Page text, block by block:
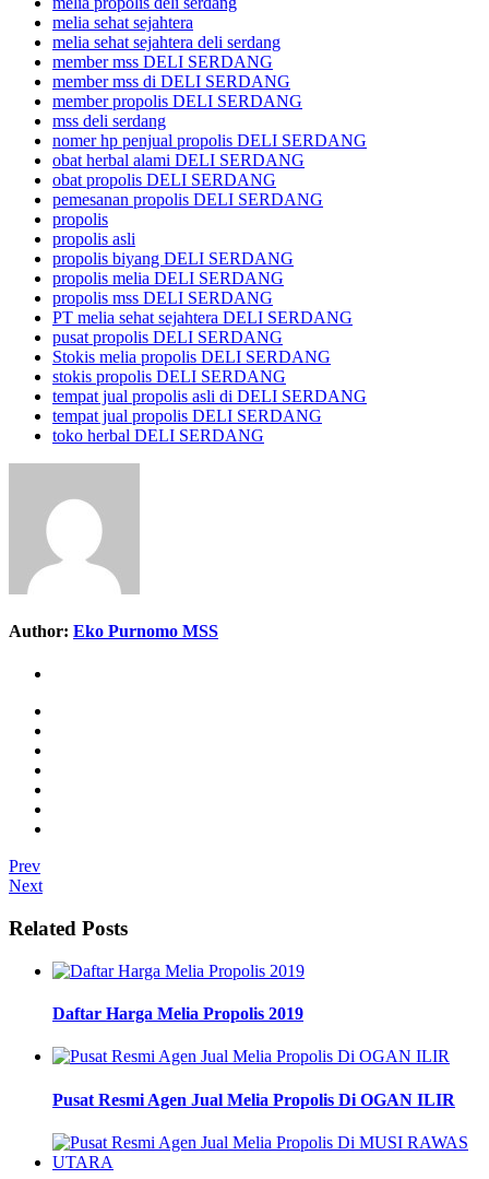
melia sehat sejahtera
melia sehat sejahtera deli serdang
member mss DELI SERDANG
member mss di DELI SERDANG
member propolis DELI SERDANG
mss deli serdang
nomer hp penjual propolis DELI SERDANG
obat herbal alami DELI SERDANG
obat propolis DELI SERDANG
pemesanan propolis DELI SERDANG
propolis
propolis asli
propolis biyang DELI SERDANG
propolis melia DELI SERDANG
propolis mss DELI SERDANG
PT melia sehat sejahtera DELI SERDANG
pusat propolis DELI SERDANG
Stokis melia propolis DELI SERDANG
stokis propolis DELI SERDANG
tempat jual propolis asli di DELI SERDANG
tempat jual propolis DELI SERDANG
toko herbal DELI SERDANG
Author: Eko Purnomo MSS
Prev
Next
Related Posts
Daftar Harga Melia Propolis 2019
Pusat Resmi Agen Jual Melia Propolis Di OGAN ILIR